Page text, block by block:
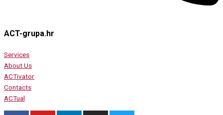
ACT-grupa.hr
Services
About Us
ACTivator
Contacts
ACTual